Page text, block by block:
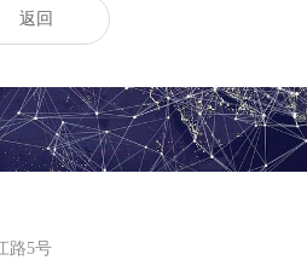
返回
路5号